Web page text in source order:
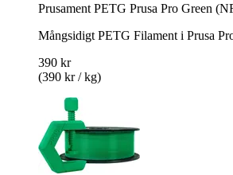
Prusament PETG Prusa Pro Green
Mångsidigt PETG Filament i Prusa
390 kr
(390 kr / kg)